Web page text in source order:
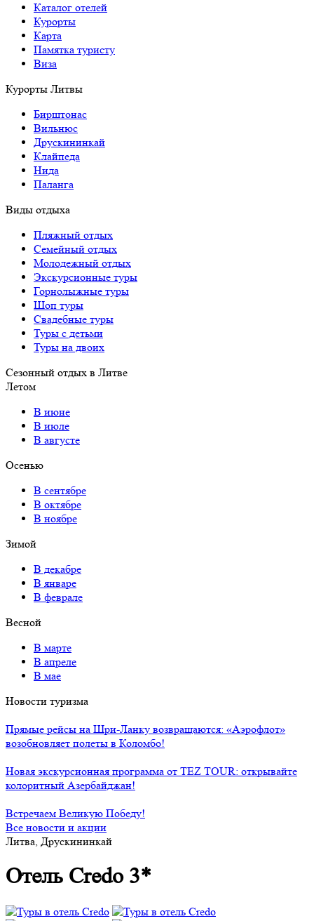
Каталог отелей
Курорты
Карта
Памятка туристу
Виза
Курорты Литвы
Бирштонас
Вильнюс
Друскининкай
Клайпеда
Нида
Паланга
Виды отдыха
Пляжный отдых
Семейный отдых
Молодежный отдых
Экскурсионные туры
Горнолыжные туры
Шоп туры
Свадебные туры
Туры с детьми
Туры на двоих
Сезонный отдых в Литве
Летом
В июне
В июле
В августе
Осенью
В сентябре
В октябре
В ноябре
Зимой
В декабре
В январе
В феврале
Весной
В марте
В апреле
В мае
Новости туризма
Прямые рейсы на Шри-Ланку возвращаются: «Аэрофлот»
возобновляет полеты в Коломбо!
Новая экскурсионная программа от TEZ TOUR: открывайте
колоритный Азербайджан!
Встречаем Великую Победу!
Все новости и акции
Литва, Друскининкай
Отель Credo 3*